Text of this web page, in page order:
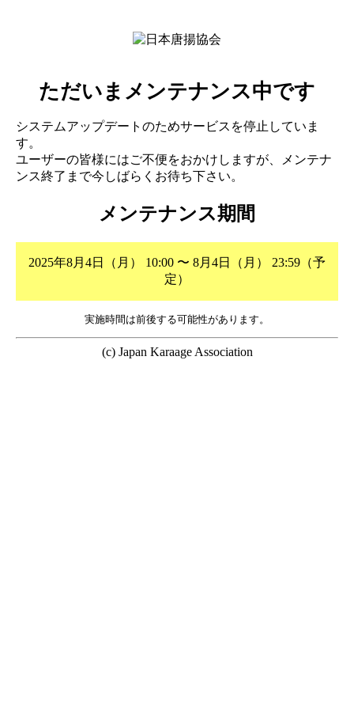
ただいまメンテナンス中です
システムアップデートのためサービスを停止していま
す。
ユーザーの皆様にはご不便をおかけしますが、メンテナ
ンス終了まで今しばらくお待ち下さい。
メンテナンス期間
2025年8月4日（月） 10:00 〜 8月4日（月） 23:59（予
定）
実施時間は前後する可能性があります。
(c) Japan Karaage Association